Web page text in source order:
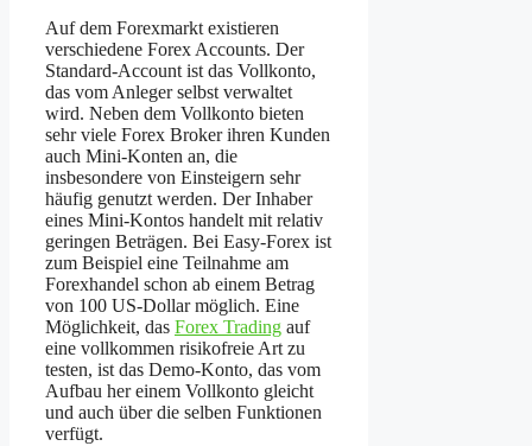
Auf dem Forexmarkt existieren
verschiedene Forex Accounts. Der
Standard-Account ist das Vollkonto,
das vom Anleger selbst verwaltet
wird. Neben dem Vollkonto bieten
sehr viele Forex Broker ihren Kunden
auch Mini-Konten an, die
insbesondere von Einsteigern sehr
häufig genutzt werden. Der Inhaber
eines Mini-Kontos handelt mit relativ
geringen Beträgen. Bei Easy-Forex ist
zum Beispiel eine Teilnahme am
Forexhandel schon ab einem Betrag
von 100 US-Dollar möglich. Eine
Möglichkeit, das Forex Trading auf
eine vollkommen risikofreie Art zu
testen, ist das Demo-Konto, das vom
Aufbau her einem Vollkonto gleicht
und auch über die selben Funktionen
verfügt.